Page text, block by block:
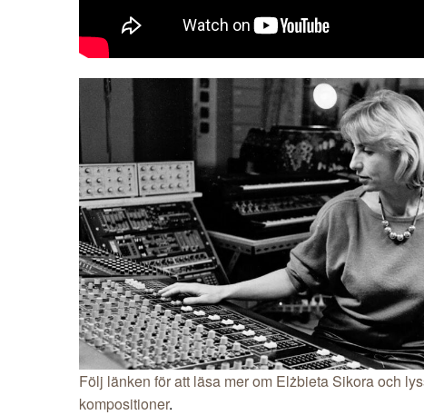
Följ länken för att läsa mer om Elżbieta Sikora och
kompositioner.